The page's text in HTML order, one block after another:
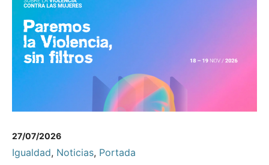
27/07/2026
Igualdad, Noticias, Portada